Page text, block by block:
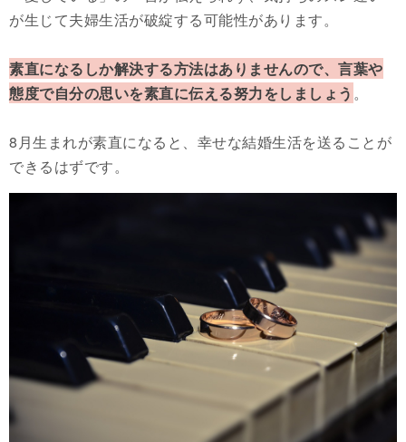
が生じて夫婦生活が破綻する可能性があります。
素直になるしか解決する方法はありませんので、言葉や
態度で自分の思いを素直に伝える努力をしましょう 。
8月生まれが素直になると、幸せな結婚生活を送ることが
できるはずです。